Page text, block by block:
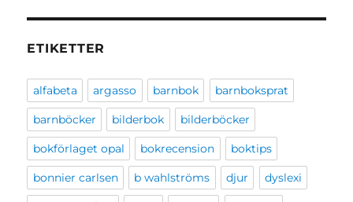
ETIKETTER
alfabeta argasso barnbok barnboksprat
barnböcker bilderbok bilderböcker
bokförlaget opal bokrecension boktips
bonnier carlsen b wahlströms djur dyslexi